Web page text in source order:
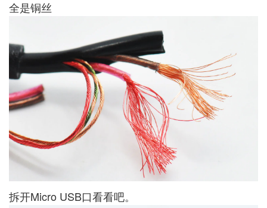
全是铜丝
拆开Micro USB口看看吧。